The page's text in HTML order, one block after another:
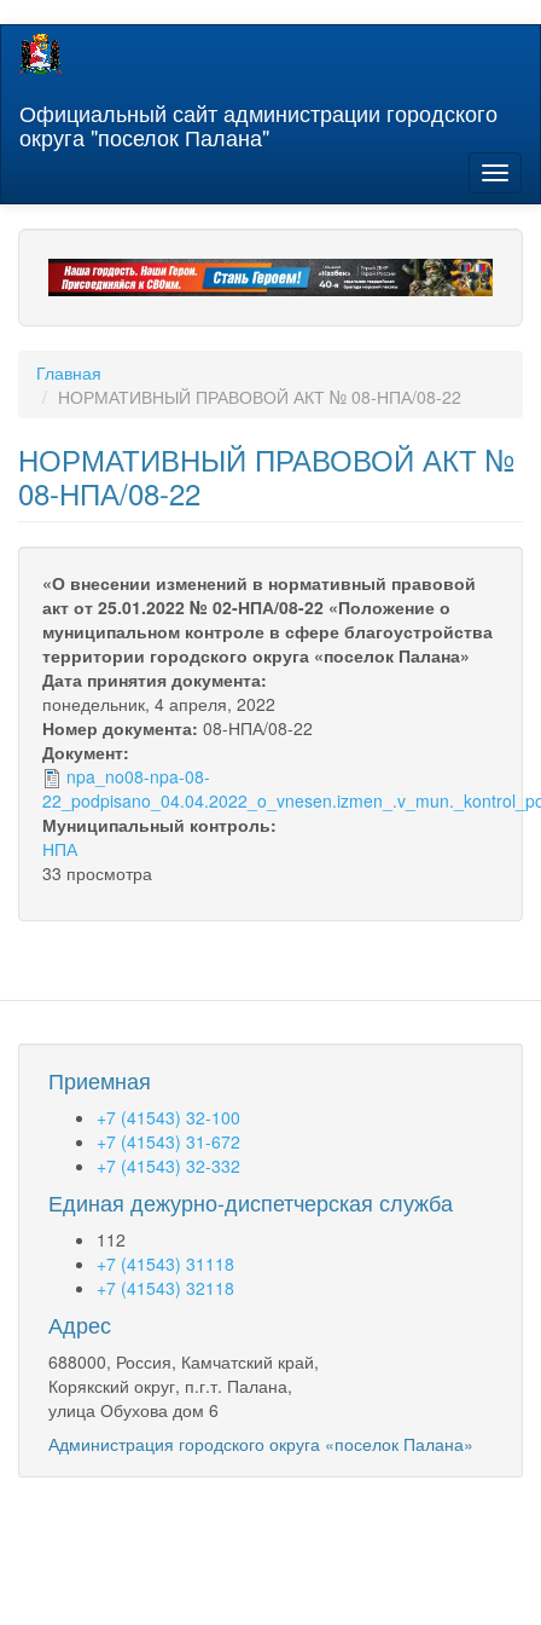
Перейти
содержанию
Официальный сайт администрации городского
округа "поселок Палана"
Главная
НОРМАТИВНЫЙ ПРАВОВОЙ АКТ № 08-НПА/08-22
НОРМАТИВНЫЙ ПРАВОВОЙ АКТ №
08-НПА/08-22
«О внесении изменений в нормативный правовой
акт от 25.01.2022 № 02-НПА/08-22 «Положение о
муниципальном контроле в сфере благоустройства
территории городского округа «поселок Палана»
Дата принятия документа:
понедельник, 4 апреля, 2022
Номер документа: 08-НПА/08-22
Документ:
npa_no08-npa-08-
Муниципальный контроль:
НПА
33 просмотра
Приемная
+7 (41543) 32-100
+7 (41543) 31-672
+7 (41543) 32-332
Единая дежурно-диспетчерская служба
112
+7 (41543) 31118
+7 (41543) 32118
Адрес
688000, Россия, Камчатский край,
Корякский округ, п.г.т. Палана,
улица Обухова дом 6
Администрация городского округа «поселок Палана»